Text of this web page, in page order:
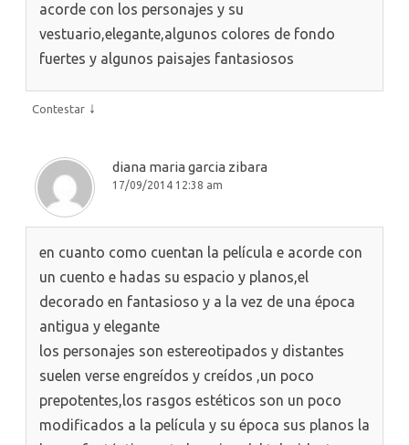
acorde con los personajes y su
vestuario,elegante,algunos colores de fondo
fuertes y algunos paisajes fantasiosos
Contestar ↓
diana maria garcia zibara
17/09/2014 12:38 am
en cuanto como cuentan la película e acorde con
un cuento e hadas su espacio y planos,el
decorado en fantasioso y a la vez de una época
antigua y elegante
los personajes son estereotipados y distantes
suelen verse engreídos y creídos ,un poco
prepotentes,los rasgos estéticos son un poco
modificados a la película y su época sus planos la